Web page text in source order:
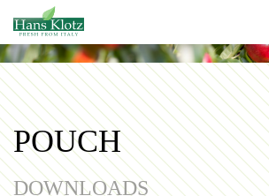
POUCH
DOWNLOADS